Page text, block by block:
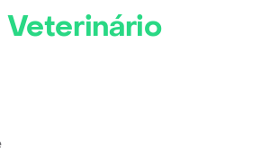
Veterinário